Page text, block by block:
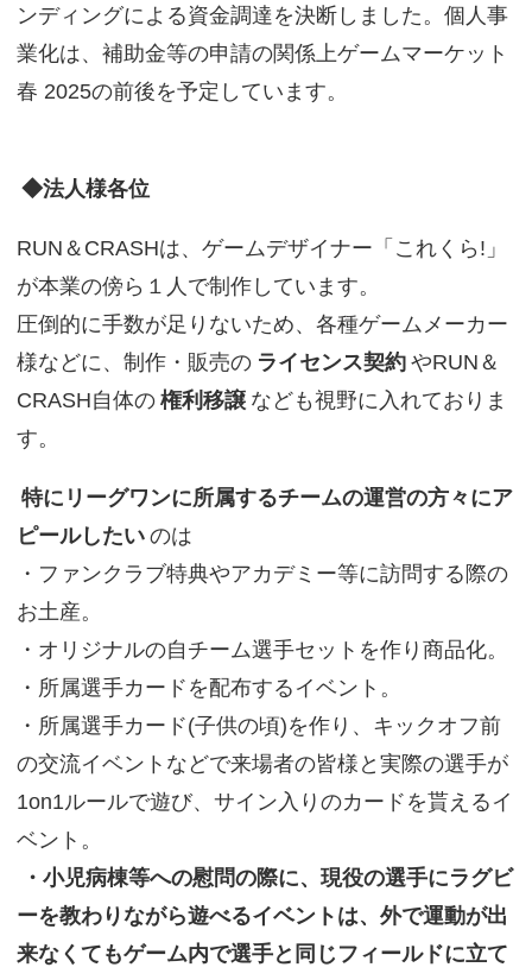
ンディングによる資金調達を決断しました。個人事
業化は、補助金等の申請の関係上ゲームマーケット
春 2025の前後を予定しています。
◆法人様各位
RUN＆CRASHは、ゲームデザイナー「これくら!」
が本業の傍ら１人で制作しています。
圧倒的に手数が足りないため、各種ゲームメーカー
様などに、制作・販売の ライセンス契約 やRUN＆
CRASH自体の 権利移譲 なども視野に入れておりま
す。
特にリーグワンに所属するチームの運営の方々にア
ピールしたい のは
・ファンクラブ特典やアカデミー等に訪問する際の
お土産。
・オリジナルの自チーム選手セットを作り商品化。
・所属選手カードを配布するイベント。
・所属選手カード(子供の頃)を作り、キックオフ前
の交流イベントなどで来場者の皆様と実際の選手が
1on1ルールで遊び、サイン入りのカードを貰えるイ
ベント。
・小児病棟等への慰問の際に、現役の選手にラグビ
ーを教わりながら遊べるイベントは、外で運動が出
来なくてもゲーム内で選手と同じフィールドに立て